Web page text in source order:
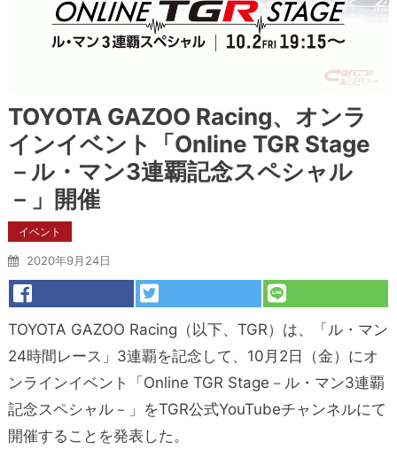
TOYOTA GAZOO Racing、オンラ
インイベント「Online TGR Stage
－ル・マン3連覇記念スペシャル
－」開催
イベント
2020年9月24日
TOYOTA GAZOO Racing（以下、TGR）は、「ル・マン
24時間レース」3連覇を記念して、10月2日（金）にオ
ンラインイベント「Online TGR Stage－ル・マン3連覇
記念スペシャル－」をTGR公式YouTubeチャンネルにて
開催することを発表した。